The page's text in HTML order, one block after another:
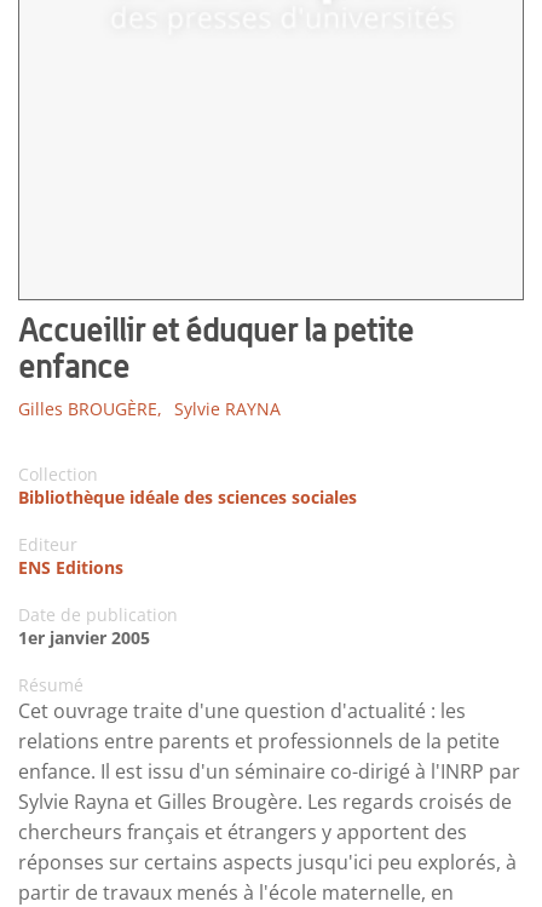
Accueillir et éduquer la petite
enfance
Gilles BROUGÈRE, Sylvie RAYNA
Collection
Bibliothèque idéale des sciences sociales
Editeur
ENS Editions
Date de publication
1er janvier 2005
Résumé
Cet ouvrage traite d'une question d'actualité : les
relations entre parents et professionnels de la petite
enfance. Il est issu d'un séminaire co-dirigé à l'INRP par
Sylvie Rayna et Gilles Brougère. Les regards croisés de
chercheurs français et étrangers y apportent des
réponses sur certains aspects jusqu'ici peu explorés, à
partir de travaux menés à l'école maternelle, en